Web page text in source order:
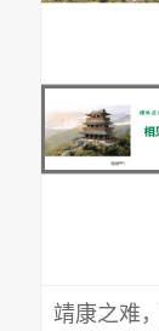
靖康之难